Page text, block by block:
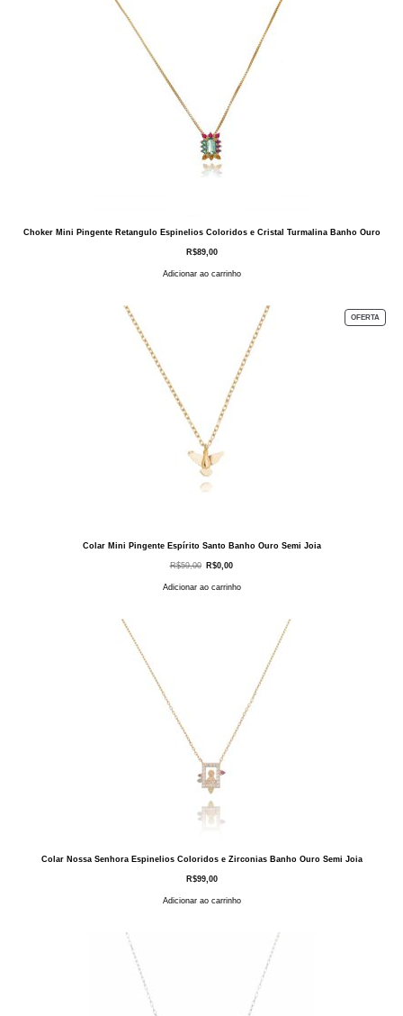
Choker Mini Pingente Retangulo Espinelios Coloridos e Cristal Turmalina Banho Ouro
R$89,00
Adicionar ao carrinho
OFERTA
EM
Colar Mini Pingente Espírito Santo Banho Ouro Semi Joia
R$59,00 O
preço
era:
R$0,00O
é:
Adicionar ao carrinho
Colar Nossa Senhora Espinelios Coloridos e Zirconias Banho Ouro Semi Joia
R$99,00
Adicionar ao carrinho